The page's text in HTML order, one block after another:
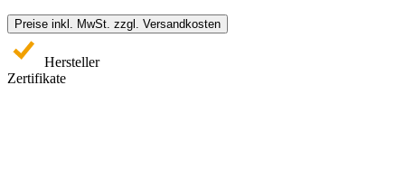
Preise inkl. MwSt. zzgl. Versandkosten
Hersteller
Zertifikate